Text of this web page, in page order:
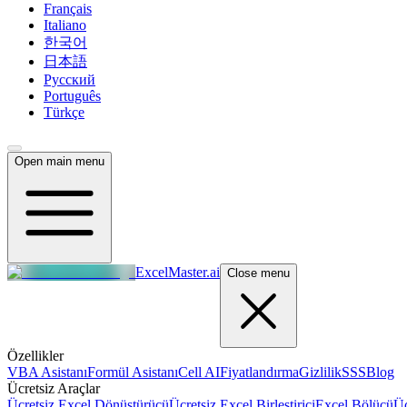
Français
Italiano
한국어
日本語
Русский
Português
Türkçe
Open main menu
ExcelMaster.ai Close menu
Özellikler
VBA AsistanıFormül AsistanıCell AIFiyatlandırmaGizlilikSSSBlog
Ücretsiz Araçlar